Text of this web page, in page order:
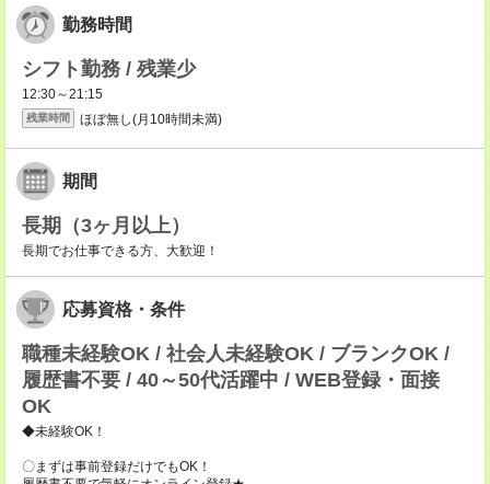
勤務時間
シフト勤務 / 残業少
12:30～21:15
残業時間 ほぼ無し(月10時間未満)
期間
長期（3ヶ月以上）
長期でお仕事できる方、大歓迎！
応募資格・条件
職種未経験OK / 社会人未経験OK / ブランクOK /
履歴書不要 / 40～50代活躍中 / WEB登録・面接
OK
◆未経験OK！
〇まずは事前登録だけでもOK！